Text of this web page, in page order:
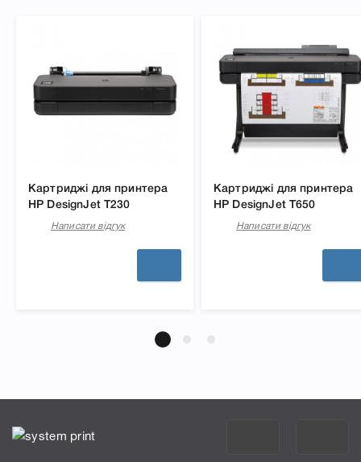
Картриджі для принтера
HP DesignJet T230
Написати відгук
Картриджі для принтера
HP DesignJet T650
Написати відгук